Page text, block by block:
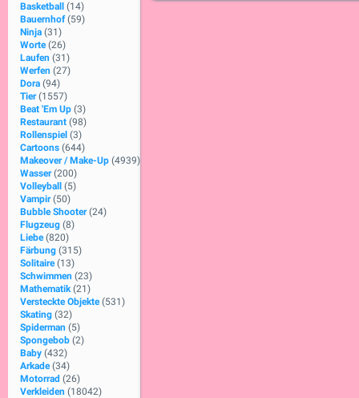
Basketball
(14)
Bauernhof (59)
Ninja (31)
Worte (26)
Laufen (31)
Werfen (27)
Dora (94)
Tier (1557)
Beat 'Em Up (3)
Restaurant (98)
Rollenspiel (3)
Cartoons (644)
Makeover / Make-Up (4939)
Wasser (200)
Volleyball
(5)
Vampir (50)
Bubble Shooter (24)
Flugzeug (8)
Liebe (820)
Färbung (315)
Solitaire (13)
Schwimmen (23)
Mathematik (21)
Versteckte Objekte (531)
Skating (32)
Spiderman (5)
Spongebob (2)
Baby (432)
Arkade (34)
Motorrad (26)
Verkleiden (18042)